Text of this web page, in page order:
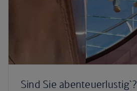
Sind Sie abenteuerlustig`?